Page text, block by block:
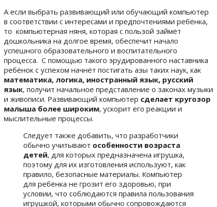
А если выбрать развивающий или обучающий компьютер
в соответствии с интересами и предпочтениями ребёнка,
то компьютерная няня, которая с пользой займёт
дошкольника на долгое время, обеспечит начало
успешного образовательного и воспитательного
процесса. С помощью такого эрудированного наставника
ребёнок с успехом начнёт постигать азы таких наук, как
математика, логика, иностранный язык, русский
язык, получит начальное представление о законах музыки
и живописи. Развивающий компьютер сделает кругозор
малыша более широким, ускорит его реакции и
мыслительные процессы.
Следует также добавить, что разработчики
обычно учитывают особенности возраста
детей, для которых предназначена игрушка,
поэтому для их изготовления используют, как
правило, безопасные материалы. Компьютер
для ребёнка не грозит его здоровью, при
условии, что соблюдаются правила пользования
игрушкой, которыми обычно сопровождаются